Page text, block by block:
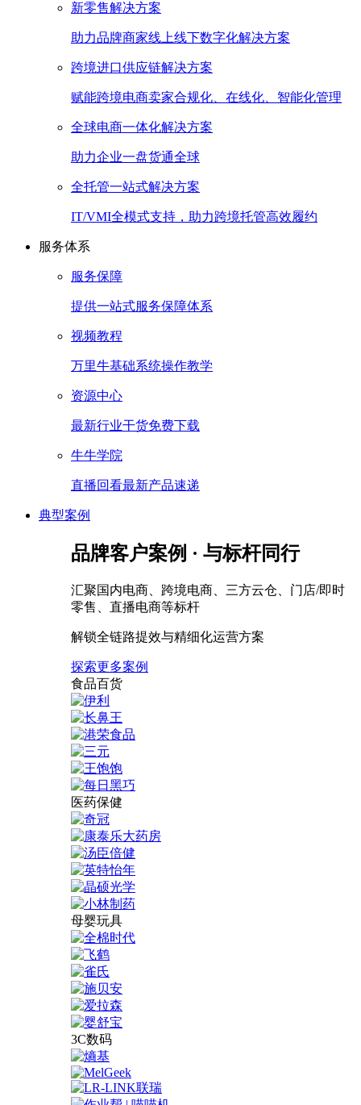
新零售解决方案
助力品牌商家线上线下数字化解决方案
跨境进口供应链解决方案
赋能跨境电商卖家合规化、在线化、智能化管理
全球电商一体化解决方案
助力企业一盘货通全球
全托管一站式解决方案
IT/VMI全模式支持，助力跨境托管高效履约
服务体系
服务保障
提供一站式服务保障体系
视频教程
万里牛基础系统操作教学
资源中心
最新行业干货免费下载
牛牛学院
直播回看最新产品速递
典型案例
品牌客户案例 · 与标杆同行
汇聚国内电商、跨境电商、三方云仓、门店/即时
零售、直播电商等标杆
解锁全链路提效与精细化运营方案
探索更多案例
食品百货
医药保健
母婴玩具
3C数码